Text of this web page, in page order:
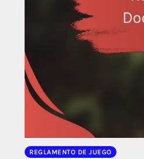
REGLAMENTO DE JUEGO